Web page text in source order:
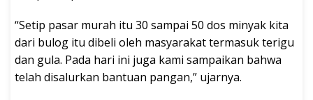
“Setip pasar murah itu 30 sampai 50 dos minyak kita
dari bulog itu dibeli oleh masyarakat termasuk terigu
dan gula. Pada hari ini juga kami sampaikan bahwa
telah disalurkan bantuan pangan,” ujarnya.